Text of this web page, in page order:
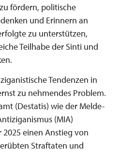
fördern, politische
und Erinnern an
zu unterstützen,
Teilhabe der Sinti und
Tendenzen in
zu nehmendes Problem.
(Destatis) wie der Melde-
(MIA)
einen Anstieg von
Straftaten und